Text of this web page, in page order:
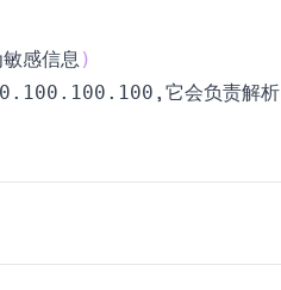
感信息 )
, 它会负责解析